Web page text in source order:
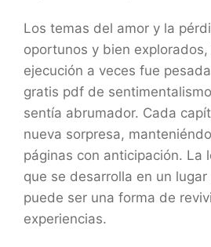
Los temas del amor y la
oportunos y bien explorados,
ejecución a veces fue
gratis pdf de
sentía abrumador. Cada
nueva sorpresa,
páginas con anticipación. La
que se desarrolla en un
puede ser una forma de
experiencias.